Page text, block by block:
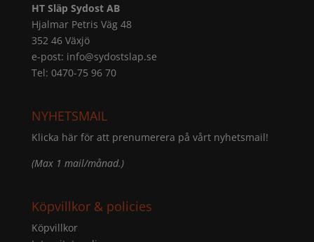
HT Släp Sydost AB
Hjalmar Petris Väg 48
352 46 Växjö
e-post: info@sydostslap.se
Tel: 0470-75 96 70
NYHETSMAIL
Klicka här för att prenumerera på vårt nyhetsmail!
(Max 1 mail/månad.)
Köpvillkor & policies
Köpvillkor